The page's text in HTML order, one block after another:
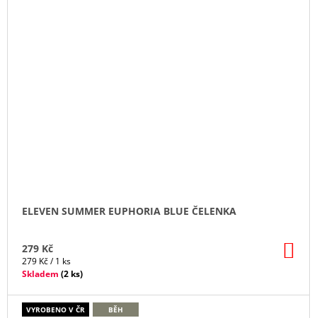
ELEVEN SUMMER EUPHORIA BLUE ČELENKA
279 Kč
Měrná
cena:
279 Kč / 1 ks
Skladem (2 ks)
VYROBENO V ČR BĚH